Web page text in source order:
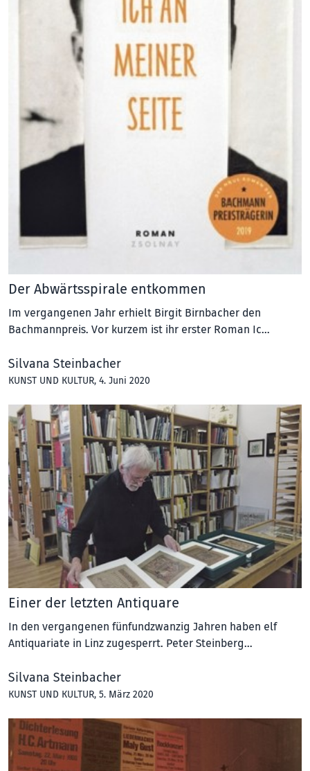
Der Abwärts­spi­rale entkommen
Im vergangenen Jahr erhielt Birgit Birnbacher den
Bachmannpreis. Vor kurzem ist ihr erster Roman Ic…
Silvana Steinbacher
KUNST UND KULTUR, 4. Juni 2020
Einer der letzten Antiquare
In den vergangenen fünfundzwanzig Jahren haben elf
Antiquariate in Linz zugesperrt. Peter Steinberg…
Silvana Steinbacher
KUNST UND KULTUR, 5. März 2020